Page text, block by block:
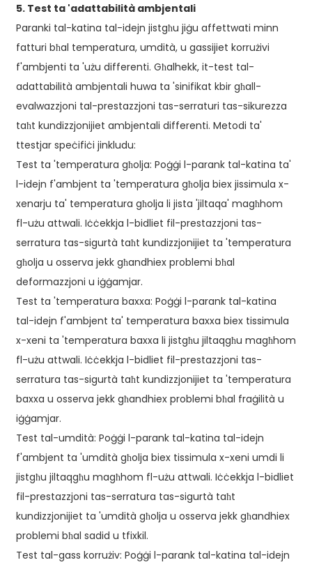
5. Test ta 'adattabilità ambjentali
Paranki tal-katina tal-idejn jistgħu jiġu affettwati minn
fatturi bħal temperatura, umdità, u gassijiet korrużivi
f'ambjenti ta 'użu differenti. Għalhekk, it-test tal-
adattabilità ambjentali huwa ta 'sinifikat kbir għall-
evalwazzjoni tal-prestazzjoni tas-serraturi tas-sikurezza
taħt kundizzjonijiet ambjentali differenti. Metodi ta'
ttestjar speċifiċi jinkludu:
Test ta 'temperatura għolja: Poġġi l-parank tal-katina ta'
l-idejn f'ambjent ta 'temperatura għolja biex jissimula x-
xenarju ta' temperatura għolja li jista 'jiltaqa' magħhom
fl-użu attwali. Iċċekkja l-bidliet fil-prestazzjoni tas-
serratura tas-sigurtà taħt kundizzjonijiet ta 'temperatura
għolja u osserva jekk għandhiex problemi bħal
deformazzjoni u iġġamjar.
Test ta 'temperatura baxxa: Poġġi l-parank tal-katina
tal-idejn f'ambjent ta' temperatura baxxa biex tissimula
x-xeni ta 'temperatura baxxa li jistgħu jiltaqgħu magħhom
fl-użu attwali. Iċċekkja l-bidliet fil-prestazzjoni tas-
serratura tas-sigurtà taħt kundizzjonijiet ta 'temperatura
baxxa u osserva jekk għandhiex problemi bħal fraġilità u
iġġamjar.
Test tal-umdità: Poġġi l-parank tal-katina tal-idejn
f'ambjent ta 'umdità għolja biex tissimula x-xeni umdi li
jistgħu jiltaqgħu magħhom fl-użu attwali. Iċċekkja l-bidliet
fil-prestazzjoni tas-serratura tas-sigurtà taħt
kundizzjonijiet ta 'umdità għolja u osserva jekk għandhiex
problemi bħal sadid u tfixkil.
Test tal-gass korrużiv: Poġġi l-parank tal-katina tal-idejn